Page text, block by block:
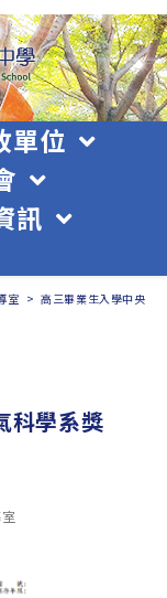
單位
訊
室 > 高三畢業生入學中央大
科學系獎